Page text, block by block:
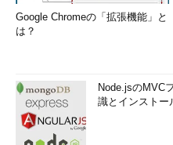
Google Chromeの「拡張機能」と
は？
Node.jsのMVC
識とインストー